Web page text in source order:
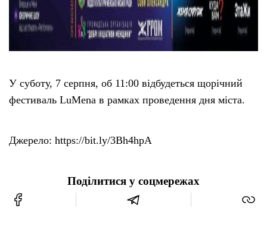
У суботу, 7 серпня, об 11:00 відбудеться щорічний
фестиваль LuMena в рамках проведення дня міста.
Джерело: https://bit.ly/3Bh4hpA
Поділитися у соцмережах